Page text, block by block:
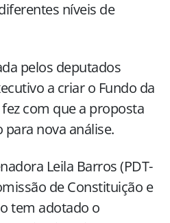
níveis de
pelos deputados
a criar o Fundo da
com que a proposta
nova análise.
Leila Barros (PDT-
de Constituição e
tem adotado o